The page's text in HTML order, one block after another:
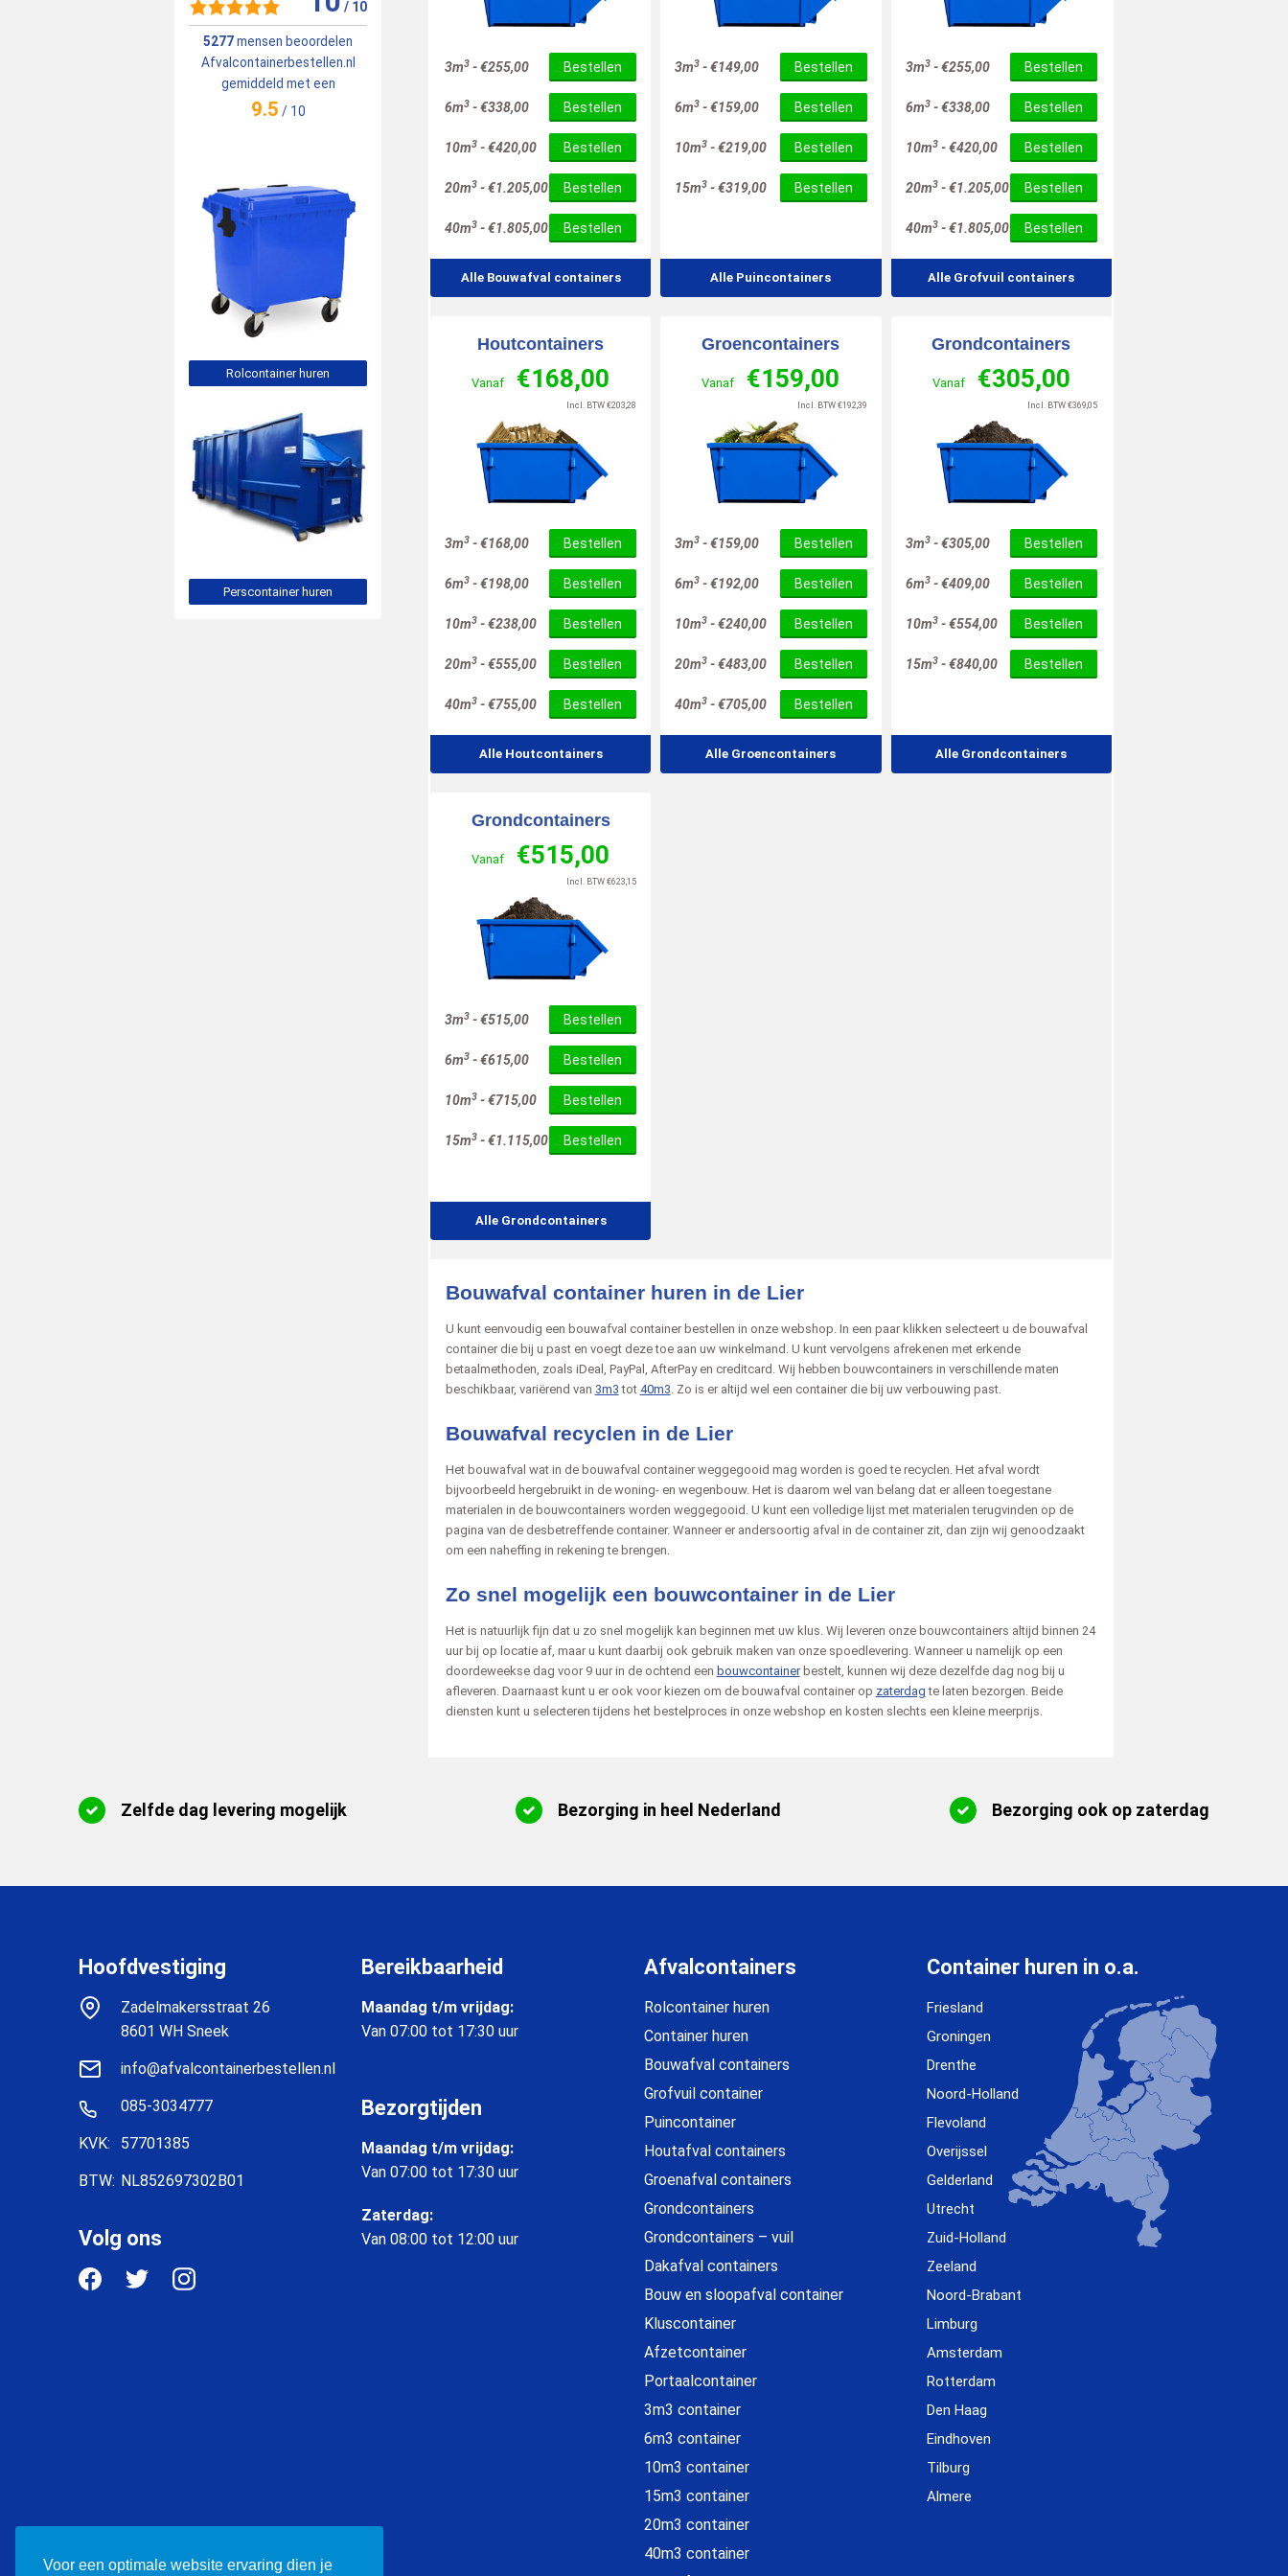
3m3 -€255,00 Bestellen
6m3 -€338,00 Bestellen
10m3 -€420,00 Bestellen
20m3 -€1.205,00 Bestellen
40m3 -€1.805,00 Bestellen
Alle Bouwafval containers
3m3 -€149,00 Bestellen
6m3 -€159,00 Bestellen
10m3 -€219,00 Bestellen
15m3 -€319,00 Bestellen
Alle Puincontainers
3m3-€255,00 Bestellen
6m3-€338,00 Bestellen
10m3-€420,00 Bestellen
20m3-€1.205,00 Bestellen
40m3-€1.805,00 Bestellen
Alle Grofvuil containers
Houtcontainers
Vanaf €168,00
Incl. BTW€203,28
3m3 -€168,00 Bestellen
6m3 -€198,00 Bestellen
10m3 -€238,00 Bestellen
20m3 -€555,00 Bestellen
40m3 -€755,00 Bestellen
Alle Houtcontainers
Groencontainers
Vanaf €159,00
Incl. BTW €192,39
3m3 -€159,00 Bestellen
6m3 -€192,00 Bestellen
10m3 -€240,00 Bestellen
20m3 -€483,00 Bestellen
40m3 -€705,00 Bestellen
Alle Groencontainers
Grondcontainers
Vanaf €305,00
Incl. BTW €369,05
3m3-€305,00 Bestellen
6m3-€409,00 Bestellen
10m3-€554,00 Bestellen
15m3-€840,00 Bestellen
Alle Grondcontainers
Grondcontainers
Vanaf €515,00
Incl. BTW€623,15
3m3 -€515,00 Bestellen
6m3 -€615,00 Bestellen
10m3 -€715,00 Bestellen
15m3 -€1.115,00 Bestellen
Alle Grondcontainers
Bouwafval container huren in de Lier
U kunt eenvoudig een bouwafval container bestellen in onze webshop. In een paar klikken selecteert u de bouwafval
container die bij u past en voegt deze toe aan uw winkelmand. U kunt vervolgens afrekenen met erkende
betaalmethoden, zoals iDeal, PayPal, AfterPay en creditcard. Wij hebben bouwcontainers in verschillende maten
beschikbaar, variërend van 3m3 tot 40m3 . Zo is er altijd wel een container die bij uw verbouwing past.
Bouwafval recyclen in de Lier
Het bouwafval wat in de bouwafval container weggegooid mag worden is goed te recyclen. Het afval wordt
bijvoorbeeld hergebruikt in de woning- en wegenbouw. Het is daarom wel van belang dat er alleen toegestane
materialen in de bouwcontainers worden weggegooid. U kunt een volledige lijst met materialen terugvinden op de
pagina van de desbetreffende container. Wanneer er andersoortig afval in de container zit, dan zijn wij genoodzaakt
om een naheffing in rekening te brengen.
Zo snel mogelijk een bouwcontainer in de Lier
Het is natuurlijk fijn dat u zo snel mogelijk kan beginnen met uw klus. Wij leveren onze bouwcontainers altijd binnen 24
uur bij op locatie af, maar u kunt daarbij ook gebruik maken van onze spoedlevering. Wanneer u namelijk op een
doordeweekse dag voor 9 uur in de ochtend een bouwcontainerbestelt, kunnen wij deze dezelfde dag nog bij u
afleveren. Daarnaast kunt u er ook voor kiezen om de bouwafval container op zaterdag te laten bezorgen. Beide
diensten kunt u selecteren tijdens het bestelproces in onze webshop en kosten slechts een kleine meerprijs.
/ 10 10 / 10
5277mensen beoordelen
Afvalcontainerbestellen.nl
gemiddeld met een
9.5 / 10
Rolcontainer huren
Perscontainer huren
Zelfde dag levering mogelijk Bezorging in heel Nederland Bezorging ook op zaterdag
Hoofdvestiging
Zadelmakersstraat 26
8601 WH Sneek
info@afvalcontainerbestellen.nl
085-3034777
KVK: 57701385
BTW: NL852697302B01
Volg ons
Bereikbaarheid
Maandag t/m vrijdag:
Van 07:00 tot 17:30 uur
Bezorgtijden
Maandag t/m vrijdag:
Van 07:00 tot 17:30 uur
Zaterdag:
Van 08:00 tot 12:00 uur
Afvalcontainers
Rolcontainer huren
Container huren
Bouwafval containers
Grofvuil container
Puincontainer
Houtafval containers
Groenafval containers
Grondcontainers
Grondcontainers – vuil
Dakafval containers
Bouw en sloopafval container
Kluscontainer
Afzetcontainer
Portaalcontainer
3m3 container
6m3 container
10m3 container
15m3 container
20m3 container
40m3 container
Container huren in o.a.
Friesland
Groningen
Drenthe
Noord-Holland
Flevoland
Overijssel
Gelderland
Utrecht
Zuid-Holland
Zeeland
Noord-Brabant
Limburg
Amsterdam
Rotterdam
Den Haag
Eindhoven
Tilburg
Almere
Voor een optimale website ervaring dien je